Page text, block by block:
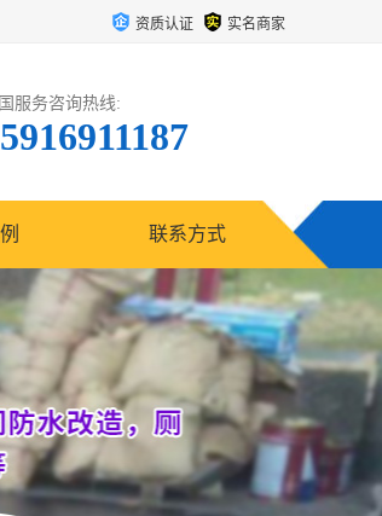
资质认证 实名商家
服务咨询热线:
联系方式